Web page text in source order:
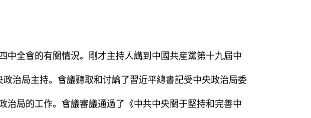
全會的有關情況。剛才主持人講到中國共産黨第十九屆中
治局主持。會議聽取和讨論了習近平總書記受中央政治局委
局的工作。會議審議通過了《中共中央關于堅持和完善中